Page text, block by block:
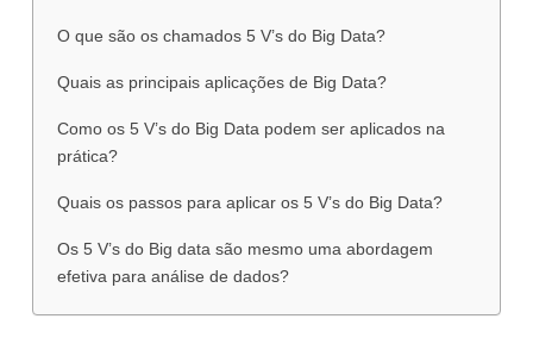
O que são os chamados 5 V’s do Big Data?
Quais as principais aplicações de Big Data?
Como os 5 V’s do Big Data podem ser aplicados na
prática?
Quais os passos para aplicar os 5 V’s do Big Data?
Os 5 V’s do Big data são mesmo uma abordagem
efetiva para análise de dados?